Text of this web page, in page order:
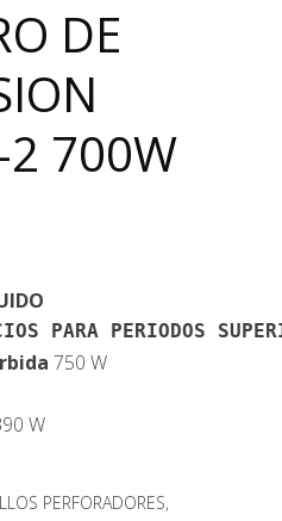
DE
2 700W
PARA PERIODOS
750 W
W
PERFORADORES,